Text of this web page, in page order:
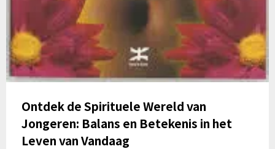
Ontdek de Spirituele Wereld van
Jongeren: Balans en Betekenis in het
Leven van Vandaag